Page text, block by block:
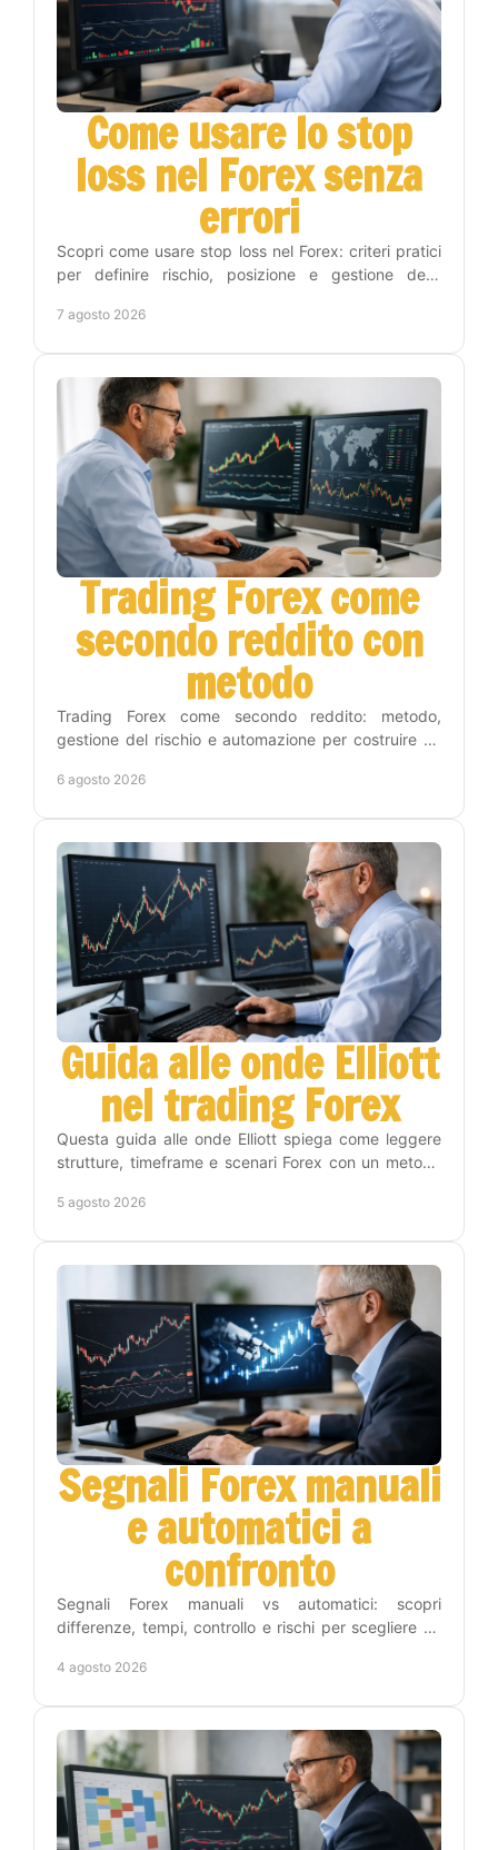
Come usare lo stop
loss nel Forex senza
errori
Scopri come usare stop loss nel Forex: criteri pratici
per definire rischio, posizione e gestione delle
7 agosto 2026
Trading Forex come
secondo reddito con
metodo
Trading Forex come secondo reddito: metodo,
gestione del rischio e automazione per costruire un
giorno.
6 agosto 2026
Guida alle onde Elliott
nel trading Forex
Questa guida alle onde Elliott spiega come leggere
strutture, timeframe e scenari Forex con un metodo
5 agosto 2026
Segnali Forex manuali
e automatici a
confronto
Segnali Forex manuali vs automatici: scopri
differenze, tempi, controllo e rischi per scegliere un
4 agosto 2026